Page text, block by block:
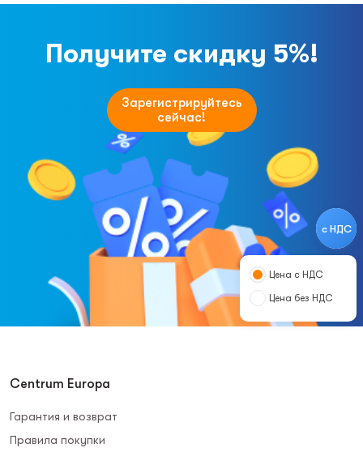
с НДС
Цена с НДС
Цена без НДС
Получите скидку 5%!
Зарегистрируйтесь
сейчас!
Centrum Europa
Гарантия и возврат
Правила покупки